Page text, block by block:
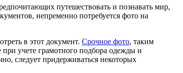
путешествовать и познавать мир,
непременно потребуется фото на
в этот документ. Срочное фото, таким
учете грамотного подбора одежды и
следует придерживаться некоторых